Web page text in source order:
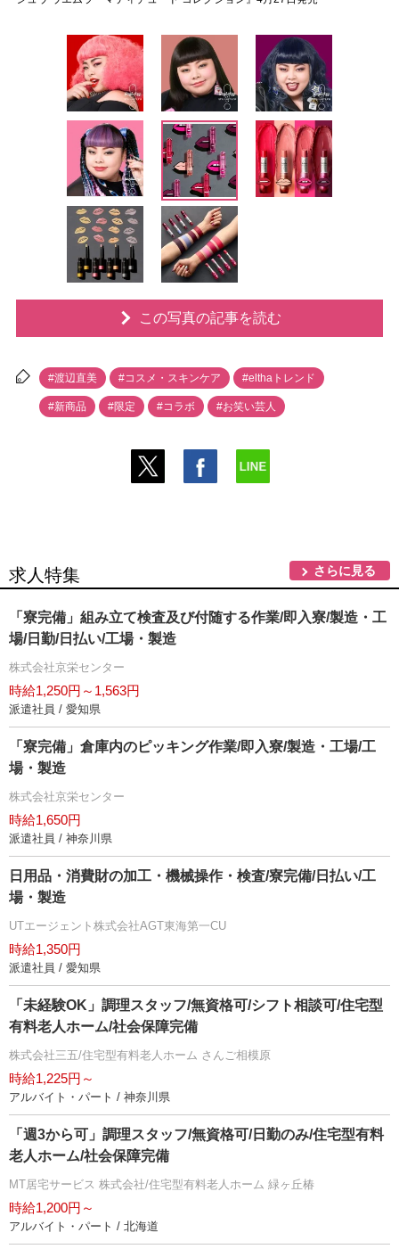
この写真の記事を読む
#渡辺直美 #コスメ・スキンケア #elthaトレンド
#新商品 #限定 #コラボ #お笑い芸人
求人特集 さらに見る
「寮完備」組み立て検査及び付随する作業/即入寮/製造・工
場/日勤/日払い/工場・製造
株式会社京栄センター
時給1,250円～1,563円
派遣社員 / 愛知県
「寮完備」倉庫内のピッキング作業/即入寮/製造・工場/工
場・製造
株式会社京栄センター
時給1,650円
派遣社員 / 神奈川県
日用品・消費財の加工・機械操作・検査/寮完備/日払い/工
場・製造
UTエージェント株式会社AGT東海第一CU
時給1,350円
派遣社員 / 愛知県
「未経験OK」調理スタッフ/無資格可/シフト相談可/住宅型
有料老人ホーム/社会保障完備
株式会社三五/住宅型有料老人ホーム さんご相模原
時給1,225円～
アルバイト・パート / 神奈川県
「週3から可」調理スタッフ/無資格可/日勤のみ/住宅型有料
老人ホーム/社会保障完備
MT居宅サービス 株式会社/住宅型有料老人ホーム 緑ヶ丘椿
時給1,200円～
アルバイト・パート / 北海道